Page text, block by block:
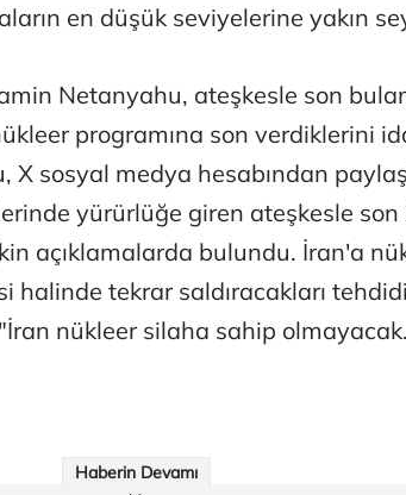
en düşük seviyelerine yakın
Netanyahu, ateşkesle son
programına son verdiklerini
sosyal medya hesabından
yürürlüğe giren ateşkesle son
açıklamalarda bulundu. İran'a
halinde tekrar saldıracakları
nükleer silaha sahip
Haberin Devamı
Kandemir
açılışı
Özay
Abbas